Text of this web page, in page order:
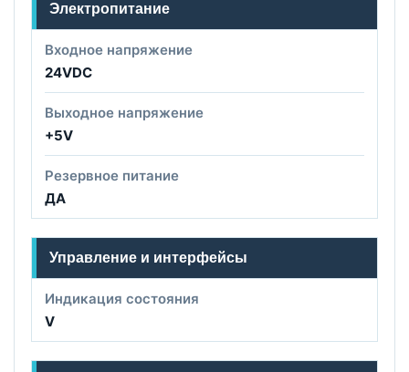
Электропитание
Входное напряжение
24VDC
Выходное напряжение
+5V
Резервное питание
ДА
Управление и интерфейсы
Индикация состояния
V